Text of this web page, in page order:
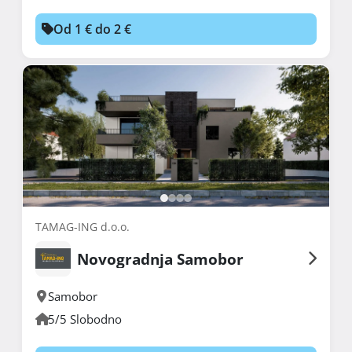
Od 1 € do 2 €
TAMAG-ING d.o.o.
Novogradnja Samobor
Samobor
5/5 Slobodno